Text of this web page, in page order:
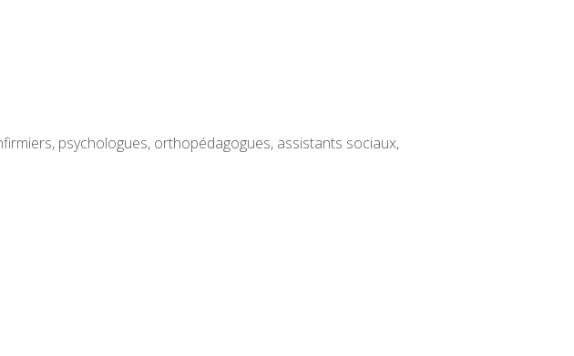
psychologues, orthopédagogues, assistants sociaux,